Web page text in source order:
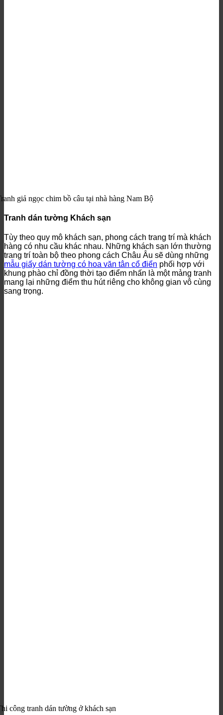
giả ngọc chim bồ câu tại nhà hàng Nam Bộ
Tranh dán tường Khách sạn
Tùy theo quy mô khách sạn, phong cách trang trí mà khách
hàng có nhu cầu khác nhau. Những khách sạn lớn thường
trang trí toàn bộ theo phong cách Châu Âu sẽ dùng những
mẫu giấy dán tường có hoa văn tân cổ điển phối hợp với
khung phào chỉ đồng thời tạo điểm nhấn là một mảng tranh
mang lại những điểm thu hút riêng cho không gian vô cùng
sang trọng.
công tranh dán tường ở khách sạn